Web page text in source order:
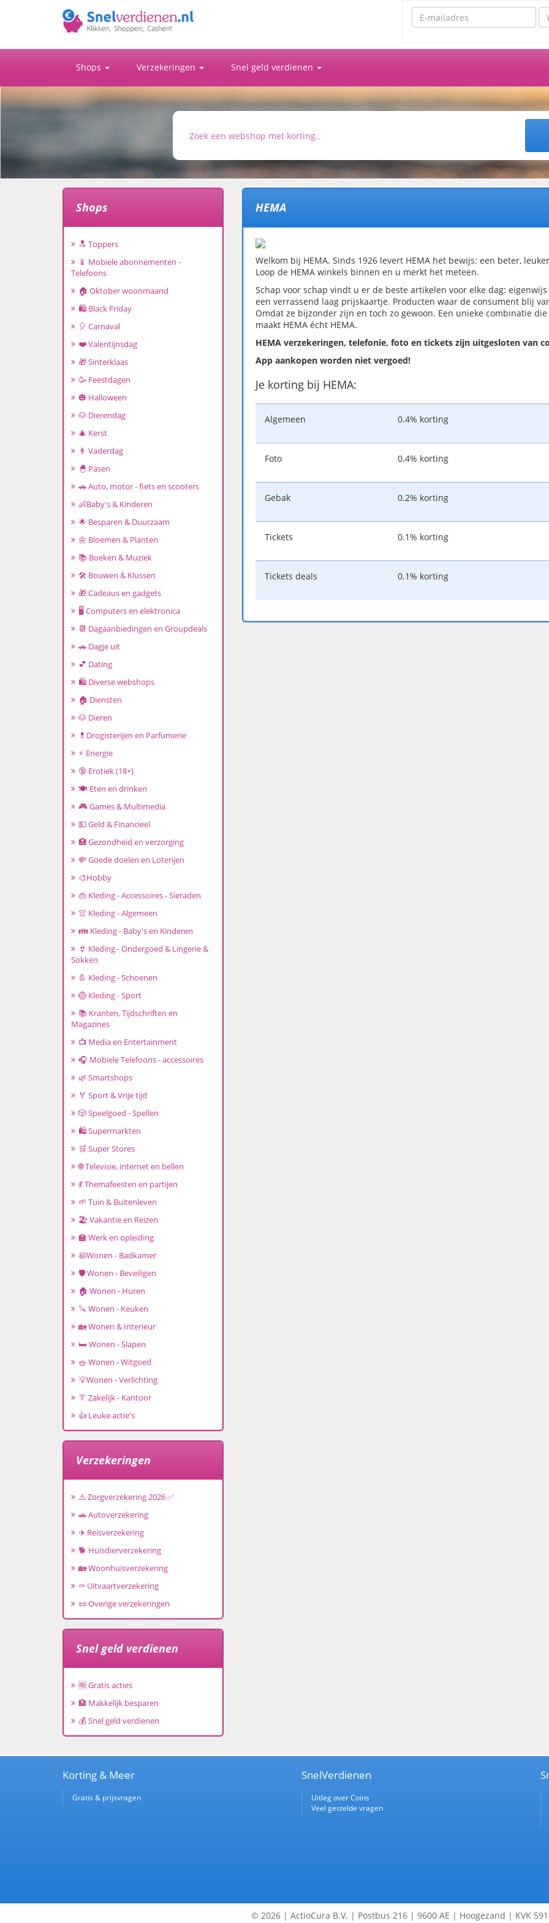
Emailadres
Shops Verzekeringen Snel geld verdienen
HEMA
Welkom bij HEMA. Sinds 1926 levert HEMA het bewijs: een beter,
Loop de HEMA winkels binnen en u merkt het meteen.
Schap voor schap vindt u er de beste artikelen voor elke dag:
een verrassend laag prijskaartje. Producten waar de consument blij
Omdat ze bijzonder zijn en toch zo gewoon. Een unieke combinatie
maakt HEMA écht HEMA.
HEMA verzekeringen, telefonie, foto en tickets zijn uitgesloten van
App aankopen worden niet vergoed!
Je korting bij HEMA:
Algemeen 0.4% korting
Foto 0.4% korting
Gebak 0.2% korting
Tickets 0.1% korting
Tickets deals 0.1% korting
Shops
🔝 Toppers
📱 Mobiele abonnementen -
Telefoons
🏠 Oktober woonmaand
🛍️ Black Friday
🎈 Carnaval
❤️ Valentijnsdag
🎁 Sinterklaas
🥳 Feestdagen
🎃 Halloween
🐶 Dierendag
🎄 Kerst
👨 Vaderdag
🐣 Pasen
🚗 Auto, motor - fiets en scooters
👶Baby's & Kinderen
🌟 Besparen & Duurzaam
🌼 Bloemen & Planten
📚 Boeken & Muziek
🛠️ Bouwen & Klussen
🎁 Cadeaus en gadgets
🖥️ Computers en elektronica
📆 Dagaanbiedingen en Groupdeals
🚗 Dagje uit
💕 Dating
🛍️ Diverse webshops
🏠 Diensten
🐶 Dieren
💊Drogisterijen en Parfumerie
⚡ Energie
🔞 Erotiek (18+)
🍽️ Eten en drinken
🎮 Games & Multimedia
💵 Geld & Financieel
🏥 Gezondheid en verzorging
💸 Goede doelen en Loterijen
🎨Hobby
👜 Kleding - Accessoires - Sieraden
👚 Kleding - Algemeen
👪 Kleding - Baby's en Kinderen
👙 Kleding - Ondergoed & Lingerie &
Sokken
👢 Kleding - Schoenen
🏐 Kleding - Sport
📚 Kranten, Tijdschriften en
Magazines
📺 Media en Entertainment
🎧 Mobiele Telefoons - accessoires
🌿 Smartshops
🏅 Sport & Vrije tijd
🎲 Speelgoed - Spellen
🛍️ Supermarkten
🛒 Super Stores
🌐 Televisie, internet en bellen
💃 Themafeesten en partijen
🌱 Tuin & Buitenleven
🏖️ Vakantie en Reizen
🏫 Werk en opleiding
🛀Wonen - Badkamer
🛡️ Wonen - Beveiligen
🏠 Wonen - Huren
🔪 Wonen - Keuken
🏡 Wonen & Interieur
🛏️ Wonen - Slapen
🧺 Wonen - Witgoed
💡Wonen - Verlichting
👔 Zakelijk - Kantoor
👍 Leuke actie's
Verzekeringen
⚠️ Zorgverzekering 2026 ✅
🚗 Autoverzekering
✈️ Reisverzekering
🐕 Huisdierverzekering
🏡 Woonhuisverzekering
⚰️ Uitvaartverzekering
📜 Overige verzekeringen
Snel geld verdienen
🆓 Gratis acties
🏦 Makkelijk besparen
💰 Snel geld verdienen
Korting & Meer
Gratis & prijsvragen
SnelVerdienen
Uitleg over Coins
Veel gestelde vragen
© 2026 | ActioCura B.V. | Postbus 216 | 9600 AE | Hoogezand | KVK